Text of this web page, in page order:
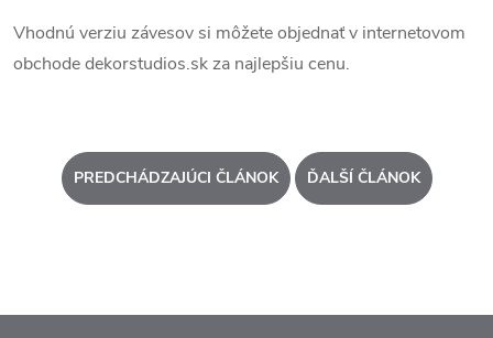
Vhodnú verziu závesov si môžete objednať v internetovom
obchode dekorstudios.sk za najlepšiu cenu.
PREDCHÁDZAJÚCI ČLÁNOK ĎALŠÍ ČLÁNOK